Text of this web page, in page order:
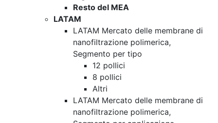
Resto del MEA
LATAM
LATAM Mercato delle membrane di
nanofiltrazione polimerica,
Segmento per tipo
12 pollici
8 pollici
Altri
LATAM Mercato delle membrane di
nanofiltrazione polimerica,